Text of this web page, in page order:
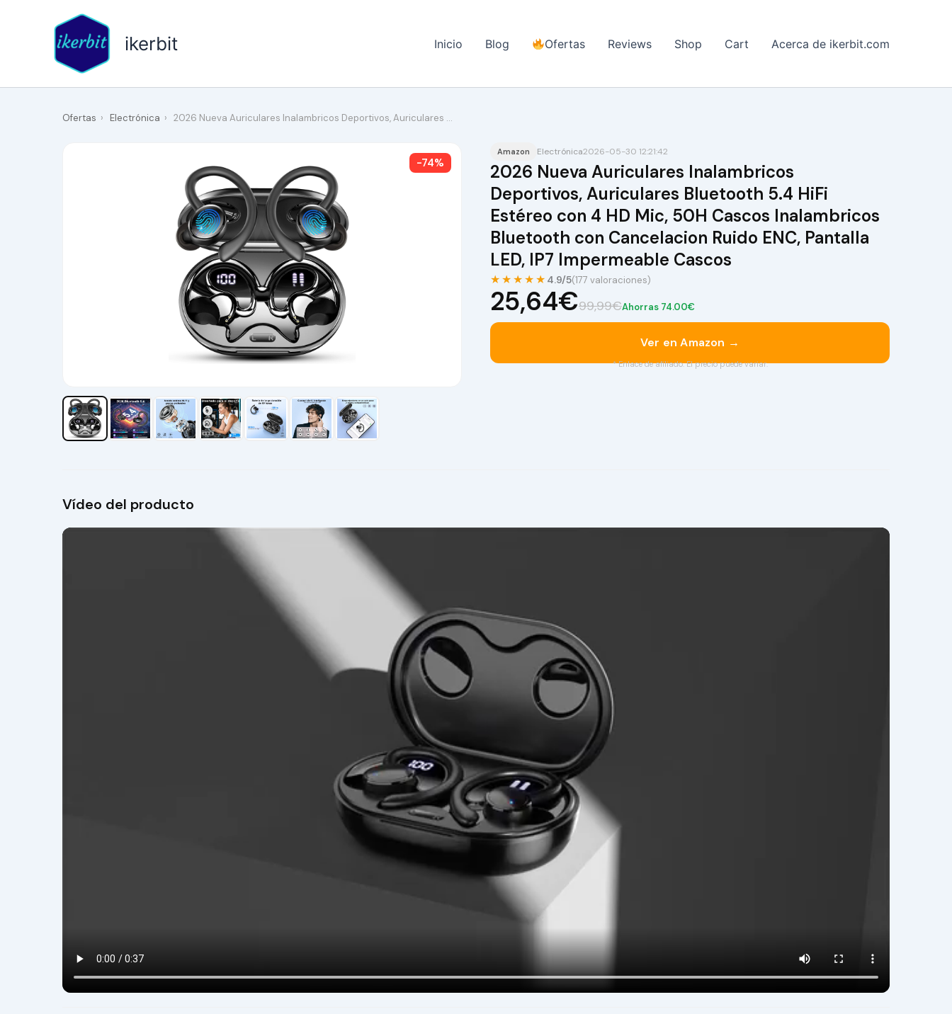
ikerbit Inicio Blog Ofertas Reviews Shop Cart Acerca de ikerbit.com
Ofertas › Electrónica › 2026 Nueva Auriculares Inalambricos Deportivos, Auriculares …
-74%
Amazon Electrónica2026-05-30 12:21:42
2026 Nueva Auriculares Inalambricos
Deportivos, Auriculares Bluetooth 5.4 HiFi
Estéreo con 4 HD Mic, 50H Cascos Inalambricos
Bluetooth con Cancelacion Ruido ENC, Pantalla
LED, IP7 Impermeable Cascos
★★★★★ 4.9/5(177 valoraciones)
25,64€99,99€Ahorras 74.00€
Ver en Amazon →
* Enlace de afiliado. El precio puede variar.
Vídeo del producto